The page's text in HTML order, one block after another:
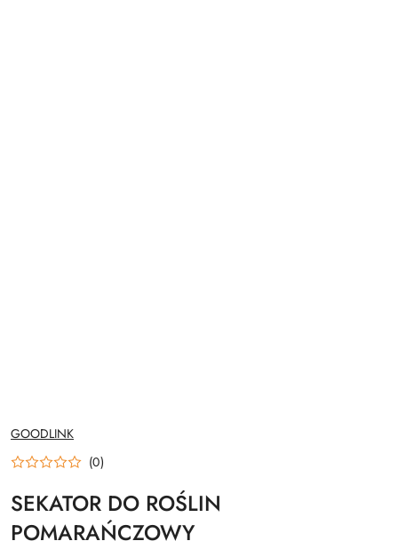
NAZWA
PRODUCENTA:
GOODLINK
(0)
SEKATOR DO ROŚLIN
POMARAŃCZOWY